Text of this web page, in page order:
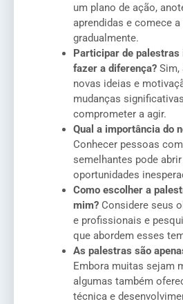
um plano de ação,
aprendidas e comece
gradualmente.
Participar de palestras
fazer a diferença? Sim,
novas ideias e
mudanças
comprometer a agir.
Qual a importância do
Conhecer pessoas
semelhantes pode
oportunidades
Como escolher a
mim? Considere seus
e profissionais e
que abordem esses
As palestras são
Embora muitas sejam
algumas também
técnica e